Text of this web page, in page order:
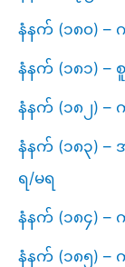
နံနက် (၁၈၀) –
နံနက် (၁၈၁) –
နံနက် (၁၈၂) –
နံနက် (၁၈၃)
ရ/မရ
နံနက် (၁၈၄)
နံနက် (၁၈၅) –